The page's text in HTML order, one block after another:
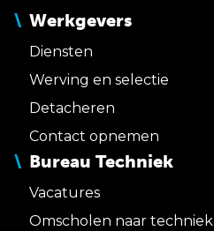
Werkgevers
Diensten
Werving en selectie
Detacheren
Contact opnemen
Bureau Techniek
Vacatures
Omscholen naar techniek